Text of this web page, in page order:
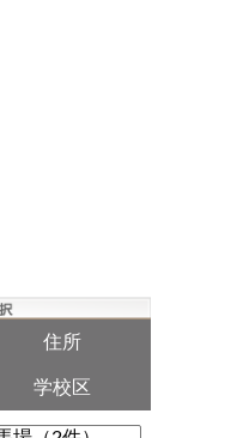
住所
学校区